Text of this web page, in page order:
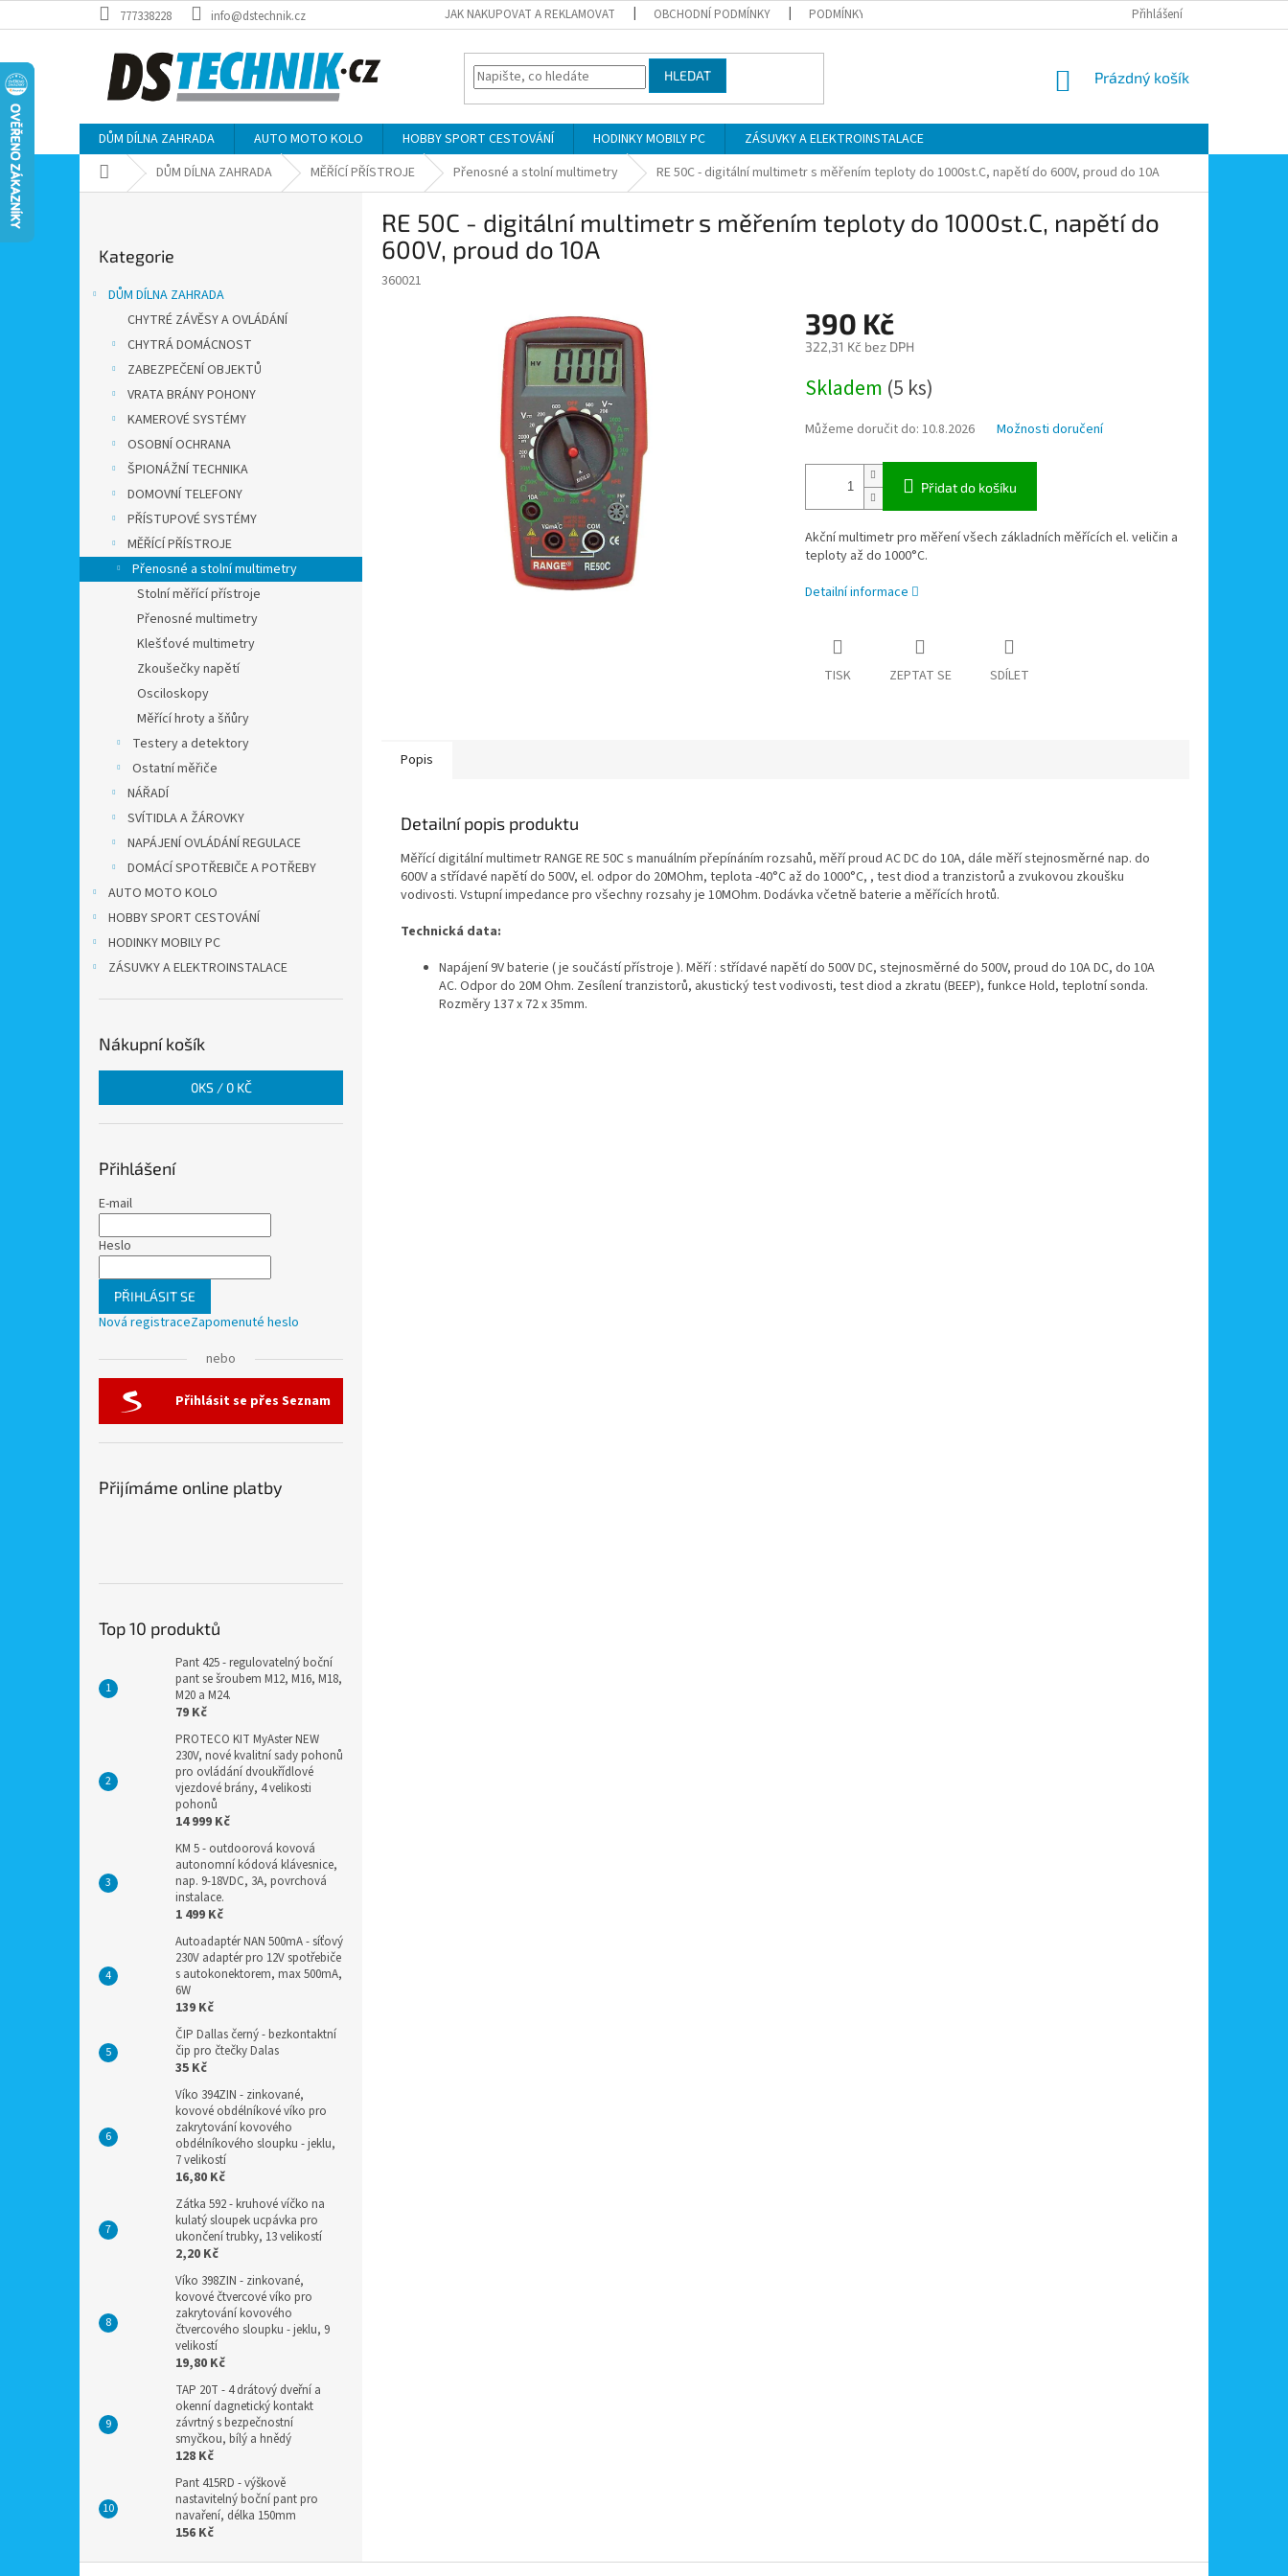
na
777338228 info@dstechnik.cz JAK NAKUPOVAT A REKLAMOVAT OBCHODNÍ PODMÍNKY PODMÍNKY OCHRANY OSOBNÍCH ÚDAJŮ MOJE OBJEDNÁVKA
Přihlášení
HLEDAT
NÁKUPNÍ
Prázdný košík
DŮM DÍLNA ZAHRADA AUTO MOTO KOLO HOBBY SPORT CESTOVÁNÍ HODINKY MOBILY PC
ZÁSUVKY A ELEKTROINSTALACE
Domů DŮM DÍLNA ZAHRADA MĚŘÍCÍ PŘÍSTROJE Přenosné a stolní multimetry RE 50C - digitální multimetr s měřením teploty do 1000st.C, napětí do 600V, proud do 10A
kategorie
Kategorie
DŮM DÍLNA ZAHRADA
CHYTRÉ ZÁVĚSY A OVLÁDÁNÍ
CHYTRÁ DOMÁCNOST
ZABEZPEČENÍ OBJEKTŮ
VRATA BRÁNY POHONY
KAMEROVÉ SYSTÉMY
OSOBNÍ OCHRANA
ŠPIONÁŽNÍ TECHNIKA
DOMOVNÍ TELEFONY
PŘÍSTUPOVÉ SYSTÉMY
MĚŘÍCÍ PŘÍSTROJE
Přenosné a stolní multimetry
Stolní měřící přístroje
Přenosné multimetry
Klešťové multimetry
Zkoušečky napětí
Osciloskopy
Měřící hroty a šňůry
Testery a detektory
Ostatní měřiče
NÁŘADÍ
SVÍTIDLA A ŽÁROVKY
NAPÁJENÍ OVLÁDÁNÍ REGULACE
DOMÁCÍ SPOTŘEBIČE A POTŘEBY
AUTO MOTO KOLO
HOBBY SPORT CESTOVÁNÍ
HODINKY MOBILY PC
ZÁSUVKY A ELEKTROINSTALACE
Nákupní košík
0KS / 0 KČ
Přihlášení
E-mail
Heslo
PŘIHLÁSIT SE
Nová registraceZapomenuté heslo
nebo
Přihlásit se přes Seznam
Přijímáme online platby
Top 10 produktů
Pant 425 - regulovatelný boční
pant se šroubem M12, M16, M18,
M20 a M24.
79 Kč
PROTECO KIT MyAster NEW
230V, nové kvalitní sady pohonů
pro ovládání dvoukřídlové
vjezdové brány, 4 velikosti
pohonů
14 999 Kč
KM 5 - outdoorová kovová
autonomní kódová klávesnice,
nap. 9-18VDC, 3A, povrchová
instalace.
1 499 Kč
Autoadaptér NAN 500mA - síťový
230V adaptér pro 12V spotřebiče
s autokonektorem, max 500mA,
6W
139 Kč
ČIP Dallas černý - bezkontaktní
čip pro čtečky Dalas
35 Kč
Víko 394ZIN - zinkované,
kovové obdélníkové víko pro
zakrytování kovového
obdélníkového sloupku - jeklu,
7 velikostí
16,80 Kč
Zátka 592 - kruhové víčko na
kulatý sloupek ucpávka pro
ukončení trubky, 13 velikostí
2,20 Kč
Víko 398ZIN - zinkované,
kovové čtvercové víko pro
zakrytování kovového
čtvercového sloupku - jeklu, 9
velikostí
19,80 Kč
TAP 20T - 4 drátový dveřní a
okenní dagnetický kontakt
závrtný s bezpečnostní
smyčkou, bílý a hnědý
128 Kč
Pant 415RD - výškově
nastavitelný boční pant pro
navaření, délka 150mm
156 Kč
RE 50C - digitální multimetr s měřením teploty do 1000st.C, napětí do
600V, proud do 10A
360021
390 Kč
322,31 Kč bez DPH
cena:
Skladem (5 ks)
Můžeme doručit do: 10.8.2026 Možnosti doručení
Přidat do košíku
Akční multimetr pro měření všech základních měřících el. veličin a
teploty až do 1000°C.
Detailní informace
TISK ZEPTAT SE SDÍLET
Popis
Detailní popis produktu
Měřící digitální multimetr RANGE RE 50C s manuálním přepínáním rozsahů, měří proud AC DC do 10A, dále měří stejnosměrné nap. do
600V a střídavé napětí do 500V, el. odpor do 20MOhm, teplota -40°C až do 1000°C, , test diod a tranzistorů a zvukovou zkoušku
vodivosti. Vstupní impedance pro všechny rozsahy je 10MOhm. Dodávka včetně baterie a měřících hrotů.
Technická data:
Napájení 9V baterie ( je součástí přístroje ). Měří : střídavé napětí do 500V DC, stejnosměrné do 500V, proud do 10A DC, do 10A
AC. Odpor do 20M Ohm. Zesílení tranzistorů, akustický test vodivosti, test diod a zkratu (BEEP), funkce Hold, teplotní sonda.
Rozměry 137 x 72 x 35mm.